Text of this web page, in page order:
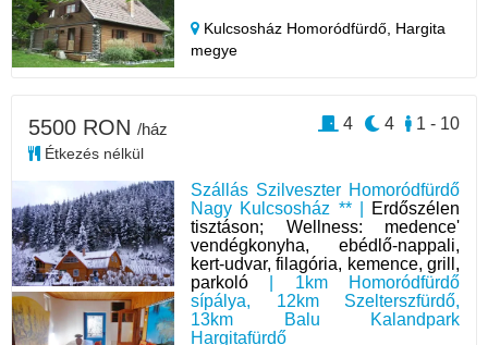
Kulcsosház Homoródfürdő, Hargita
megye
Szállás Szilveszter Homoródfürdő
Nagy Kulcsosház ** |
Erdőszélen
tisztáson; Wellness: medence'
vendégkonyha, ebédlő-nappali,
kert-udvar, filagória, kemence, grill,
parkoló | 1km Homoródfürdő
sípálya, 12km Szelterszfürdő,
13km Balu Kalandpark
Hargitafürdő
5500 RON /ház
Étkezés nélkül
1 - 10
4
4